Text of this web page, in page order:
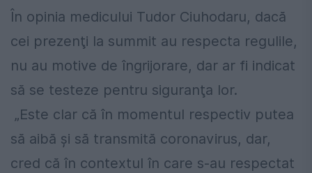
În opinia medicului Tudor Ciuhodaru, dacă
cei prezenţi la summit au respecta regulile,
nu au motive de îngrijorare, dar ar fi indicat
să se testeze pentru siguranţa lor.
„Este clar că în momentul respectiv putea
să aibă și să transmită coronavirus, dar,
cred că în contextul în care s-au respectat